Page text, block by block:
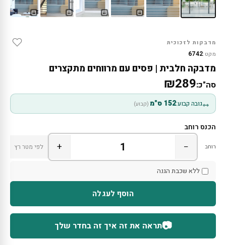
מדבקות לזכוכית
מקט:6742
מדבקה חלבית | פסים עם מרווחים מתקצרים
סה"כ:₪289
גובה קבוע:152 ס"מ (קבוע)
הכנס רוחב
רוחב −
+ לפי מטר רץ
ללא שכבת הגנה
הוסף לעגלה
📷תראה את זה איך זה בחדר שלך